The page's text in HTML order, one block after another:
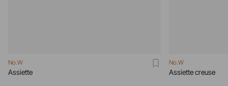
No.W
Assiette
No.W
Assiette creuse